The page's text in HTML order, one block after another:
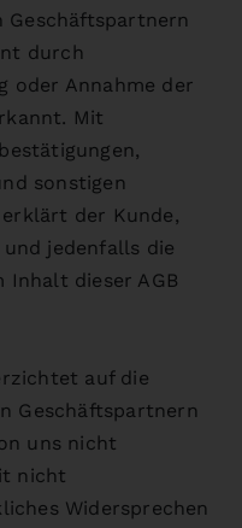
Geschäftspartnern
durch
oder Annahme der
Mit
sonstigen
erklärt der Kunde,
und jedenfalls die
Inhalt dieser AGB
auf die
Geschäftspartnern
uns nicht
nicht
Widersprechen